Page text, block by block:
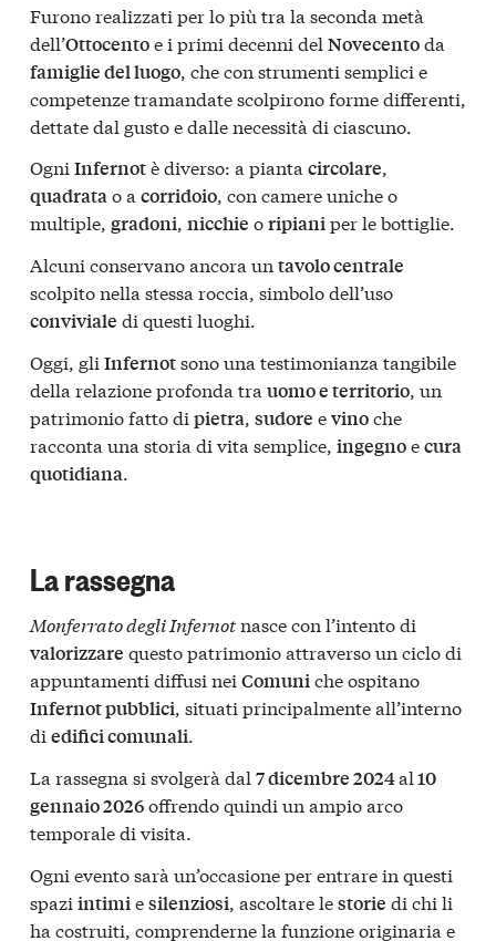
Furono realizzati per lo più tra la seconda metà
dell’Ottocentoe i primi decenni del Novecentoda
famiglie del luogo, che con strumenti semplici e
competenze tramandate scolpirono forme differenti,
dettate dal gusto e dalle necessità di ciascuno.
Ogni Infernotè diverso: a pianta circolare,
quadratao a corridoio, con camere uniche o
multiple, gradoni, nicchie oripianiper le bottiglie.
Alcuni conservano ancora un tavolo centrale
scolpito nella stessa roccia, simbolo dell’uso
conviviale di questi luoghi.
Oggi, gli Infernotsono una testimonianza tangibile
della relazione profonda tra uomo e territorio, un
patrimonio fatto di pietra, sudore evinoche
racconta una storia di vita semplice, ingegnoecura
quotidiana.
La rassegna
Monferrato degli Infernotnasce con l’intento di
valorizzare questo patrimonio attraverso un ciclo di
appuntamenti diffusi nei Comuniche ospitano
Infernot pubblici, situati principalmente all’interno
di edifici comunali.
La rassegna si svolgerà dal 7 dicembre 2024al10
gennaio 2026offrendo quindi un ampio arco
temporale di visita.
Ogni evento sarà un’occasione per entrare in questi
spazi intimiesilenziosi, ascoltare lestorie di chi li
ha costruiti, comprenderne la funzione originaria e